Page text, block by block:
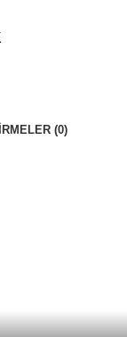
(0)